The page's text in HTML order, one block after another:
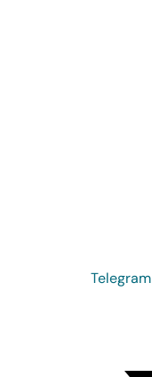
Telegram